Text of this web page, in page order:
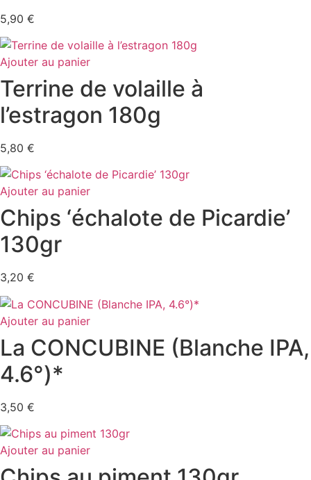
5,90 €
Ajouter au panier
Terrine de volaille à
l’estragon 180g
5,80 €
Ajouter au panier
Chips ‘échalote de Picardie’
130gr
3,20 €
Ajouter au panier
La CONCUBINE (Blanche IPA,
4.6°)*
3,50 €
Ajouter au panier